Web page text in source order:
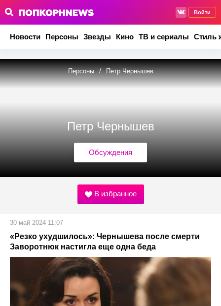
Войти
Новости Персоны Звезды Кино ТВ и сериалы Стиль
Персоны / Петр Чернышев
Петр Чернышев
Обсуждения
В избранное
30 май 2024 11:07
«Резко ухудшилось»: Чернышева после смерти
Заворотнюк настигла еще одна беда